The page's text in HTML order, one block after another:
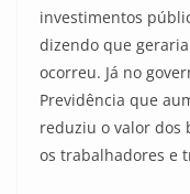
investimentos
dizendo que
ocorreu. Já no
Previdência que
reduziu o valor dos
os trabalhadores e